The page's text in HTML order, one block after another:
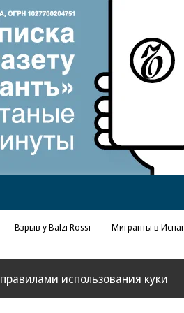
Реклама в «Ъ»
Взрыв у Balzi Rossi Мигранты в
правилами использования куки